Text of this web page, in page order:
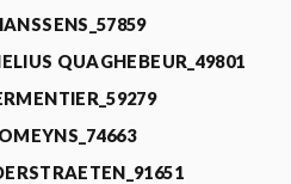
QUAGHEBEUR_49801